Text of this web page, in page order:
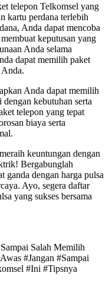
telepon Telkomsel yang
kartu perdana terlebih
Anda dapat mencoba
keputusan yang
Anda selama
dapat memilih paket
Anda.
Anda dapat memilih
kebutuhan serta
telepon yang tepat
biaya serta
keuntungan dengan
Bergabunglah
ganda dengan harga pulsa
Ayo, segera daftar
yang sukses bersama
Salah Memilih
#Jangan #Sampai
#Ini #Tipsnya